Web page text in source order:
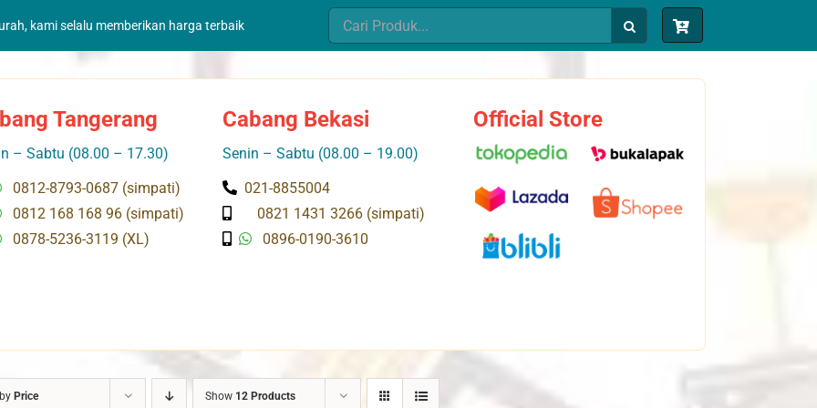
kami selalu memberikan harga terbaik
Search
for:
Tangerang
– Sabtu (08.00 – 17.30)
0812-8793-0687 (simpati)
0812 168 168 96 (simpati)
0878-5236-3119 (XL)
Cabang Bekasi
Senin – Sabtu (08.00 – 19.00)
021-8855004
0821 1431 3266 (simpati)
0896-0190-3610
Official Store
Price Show 12 Products